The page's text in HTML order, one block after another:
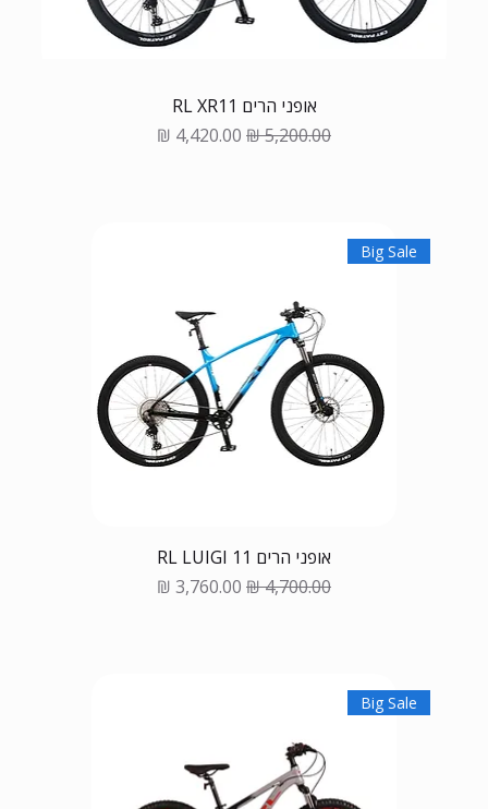
אופני הרים RL XR11
Regular Price
Sale Price
Big Sale
אופני הרים RL LUIGI 11
Regular Price
Sale Price
Big Sale